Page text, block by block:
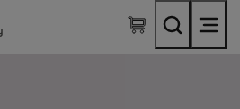
Mobile University